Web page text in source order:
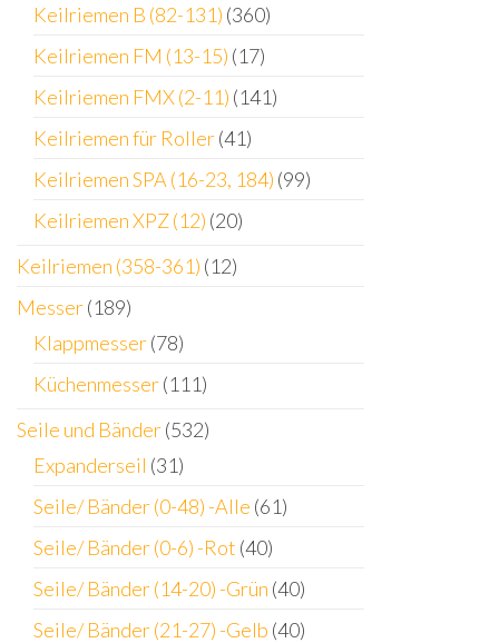
Keilriemen B (82-131) (360)
Keilriemen FM (13-15) (17)
Keilriemen FMX (2-11) (141)
Keilriemen für Roller(41)
Keilriemen SPA (16-23, 184) (99)
Keilriemen XPZ (12) (20)
Keilriemen (358-361) (12)
Messer(189)
Klappmesser(78)
Küchenmesser(111)
Seile und Bänder(532)
Expanderseil (31)
Seile/ Bänder (0-48) -Alle (61)
Seile/ Bänder (0-6) -Rot (40)
Seile/ Bänder (14-20) -Grün (40)
Seile/ Bänder (21-27) -Gelb (40)